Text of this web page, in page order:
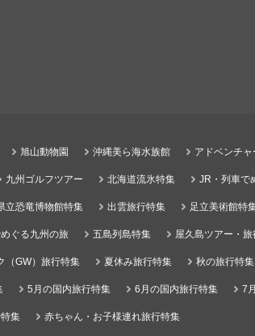
旭山動物園 沖縄美ら海水族館 アドベンチ
九州ゴルフツアー 北海道流氷特集 JR・列車で
立恐竜博物館特集 出雲旅行特集 足立美術館特
ぐる九州の旅 五島列島特集 屋久島ツアー・旅
（GW）旅行特集 夏休み旅行特集 秋の旅行特集
5月の国内旅行特集 6月の国内旅行特集 7
集 赤ちゃん・お子様連れ旅行特集